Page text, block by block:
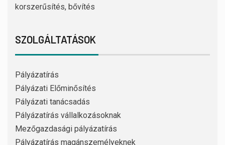
korszerűsítés, bővítés
SZOLGÁLTATÁSOK
Pályázatírás
Pályázati Előminősítés
Pályázati tanácsadás
Pályázatírás vállalkozásoknak
Mezőgazdasági pályázatírás
Pályázatírás magánszemélyeknek